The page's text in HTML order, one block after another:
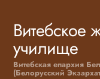
content
Витебское
училище
Витебская епархия
(Белорусский